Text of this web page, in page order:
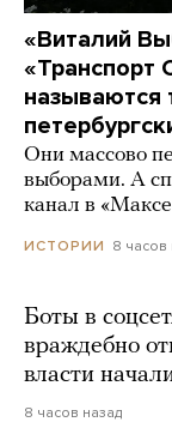
«Виталий
«Транспорт
называются
Они массово
выборами. А
канал в
ИСТОРИИ 8 часов
Боты в
враждебно
власти
8 часов назад